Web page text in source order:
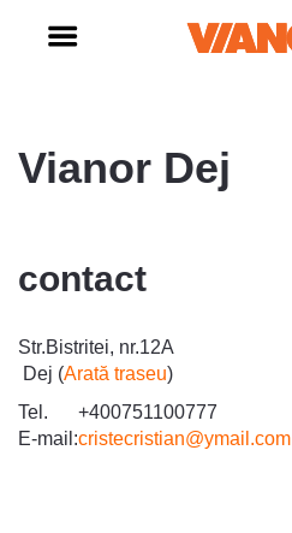
Vianor Dej
contact
Str.Bistritei, nr.12A
Dej (Arată traseu)
Tel.
+400751100777
E-mail:cristecristian@ymail.com